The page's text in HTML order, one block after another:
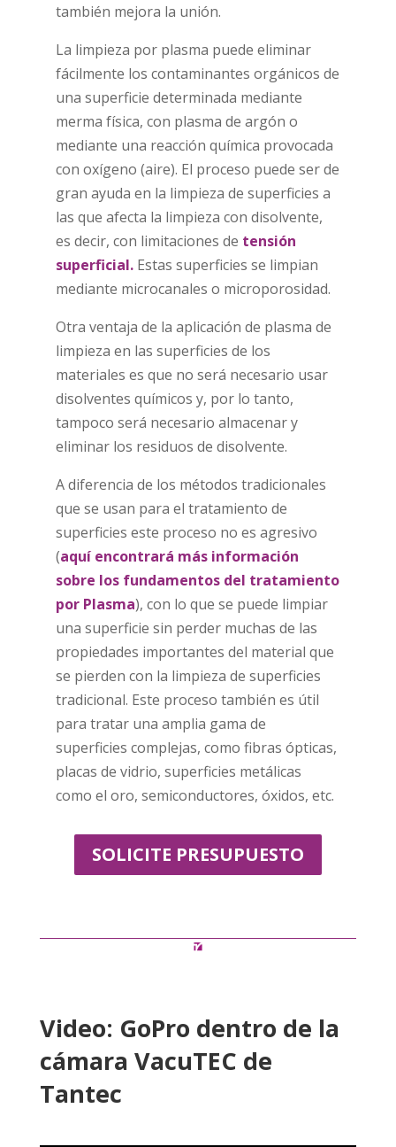
también mejora la unión.
La limpieza por plasma puede eliminar
fácilmente los contaminantes orgánicos de
una superficie determinada mediante
merma física, con plasma de argón o
mediante una reacción química provocada
con oxígeno (aire). El proceso puede ser de
gran ayuda en la limpieza de superficies a
las que afecta la limpieza con disolvente,
es decir, con limitaciones de tensión
superficial.Estas superficies se limpian
mediante microcanales o microporosidad.
Otra ventaja de la aplicación de plasma de
limpieza en las superficies de los
materiales es que no será necesario usar
disolventes químicos y, por lo tanto,
tampoco será necesario almacenar y
eliminar los residuos de disolvente.
A diferencia de los métodos tradicionales
que se usan para el tratamiento de
superficies este proceso no es agresivo
(aquí encontrará más información
sobre los fundamentos del tratamiento
por Plasma), con lo que se puede limpiar
una superficie sin perder muchas de las
propiedades importantes del material que
se pierden con la limpieza de superficies
tradicional. Este proceso también es útil
para tratar una amplia gama de
superficies complejas, como fibras ópticas,
placas de vidrio, superficies metálicas
como el oro, semiconductores, óxidos, etc.
SOLICITE PRESUPUESTO
Video: GoPro dentro de la
cámara VacuTEC de
Tantec